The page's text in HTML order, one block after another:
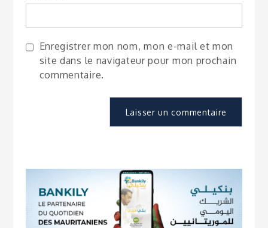
Enregistrer mon nom, mon e-mail et mon
site dans le navigateur pour mon prochain
commentaire.